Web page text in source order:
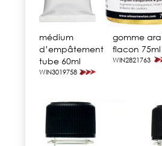
médium
d’empâtement
tube 60ml
WIN3019758
gomme
flacon 75ml
WIN2821763